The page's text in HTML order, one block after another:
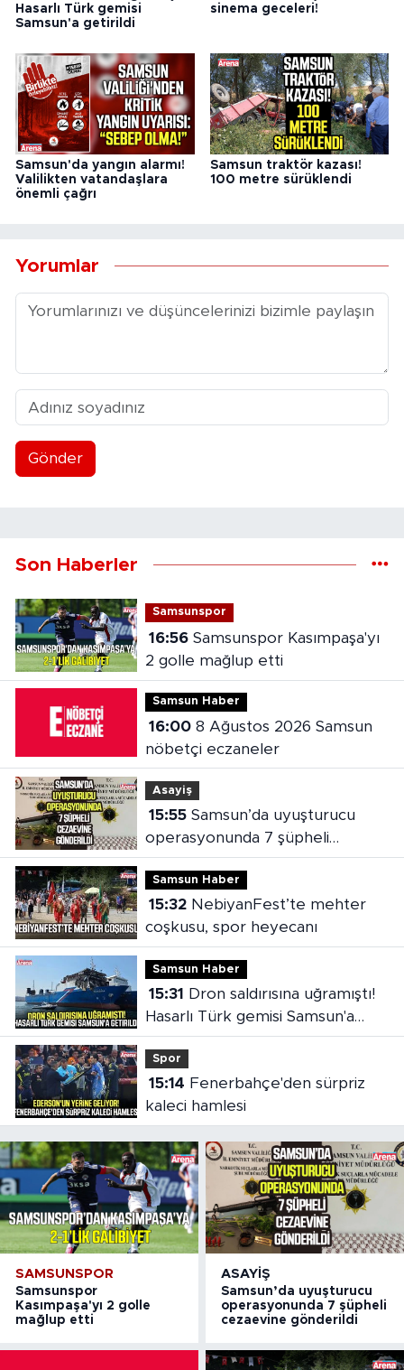
Hasarlı Türk gemisi
Samsun'a getirildi
sinema geceleri!
Samsun'da yangın alarmı!
Valilikten vatandaşlara
önemli çağrı
Samsun traktör kazası!
100 metre sürüklendi
Yorumlar
Gönder
Son Haberler
Samsunspor
16:56Samsunspor Kasımpaşa'yı
2 golle mağlup etti
Samsun Haber
16:008 Ağustos 2026 Samsun
nöbetçi eczaneler
Asayiş
15:55Samsun’da uyuşturucu
operasyonunda 7 şüpheli
cezaevine gönderildi
Samsun Haber
15:32NebiyanFest’te mehter
coşkusu, spor heyecanı
Samsun Haber
15:31
Hasarlı Türk gemisi Samsun'a
getirildi
Spor
15:14
kaleci hamlesi
SAMSUNSPOR
Samsunspor
Kasımpaşa'yı 2 golle
mağlup etti
ASAYIŞ
Samsun’da uyuşturucu
operasyonunda 7 şüpheli
cezaevine gönderildi